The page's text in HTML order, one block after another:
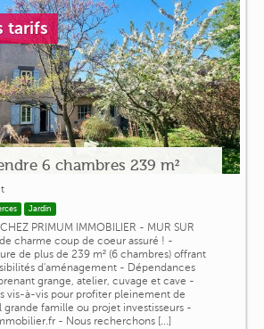
tarifs
6 chambres 239 m²
Jardin
PRIMUM IMMOBILIER - MUR SUR
charme coup de coeur assuré ! -
de plus de 239 m² (6 chambres) offrant
d'aménagement - Dépendances
grange, atelier, cuvage et cave -
vis-à-vis pour profiter pleinement de
grande famille ou projet investisseurs -
- Nous recherchons [...]